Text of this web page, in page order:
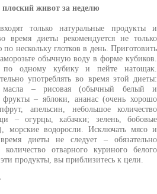
живот за неделю
только натуральные продукты и
время диеты рекомендуется не только
нескольку глотков в день. Приготовить
обычную воду в форме кубиков.
по одному кубику и пейте натощак.
употреблять во время этой диеты:
масла – рисовая (обычный белый и
фрукты – яблоки, ананас (очень хорошо
апельсин, небольшое количество
– огурцы, кабачки; зелень, бобовые
морские водоросли. Исключать мясо и
диеты не следует – обязательно
количество отварного куриного белого
продукты, вы приблизитесь к цели.